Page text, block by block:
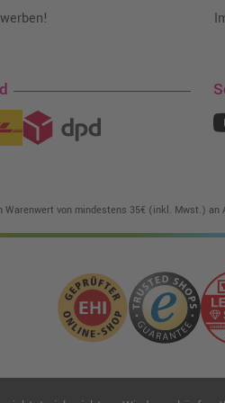
von mindestens 35€ (inkl. Mwst.)